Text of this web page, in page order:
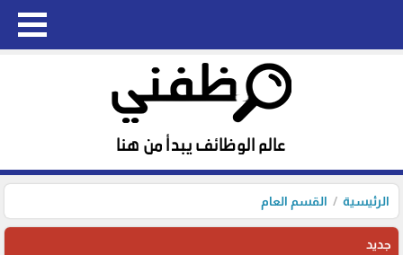
الرئيسية القسم العام
جديد